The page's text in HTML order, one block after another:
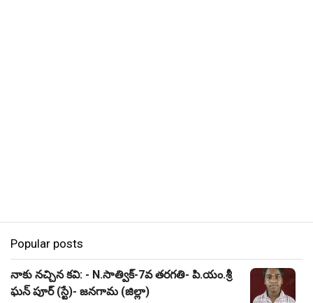
Popular posts
నాకు నచ్చిన కవి: - N.సాత్విక్-7వ తరగతి- పి.యం.శ్రీ
ఘన్ పూర్ (స్టే)- జనగామ (జిల్లా)